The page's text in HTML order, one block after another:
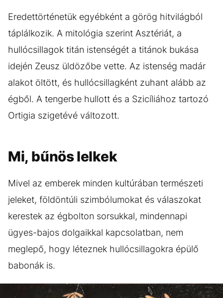
Eredettörténetük egyébként a görög hitvilágból
táplálkozik. A mitológia szerint Asztériát, a
hullócsillagok titán istenségét a titánok bukása
idején Zeusz üldözőbe vette. Az istenség madár
alakot öltött, és hullócsillagként zuhant alább az
égből. A tengerbe hullott és a Szicíliához tartozó
Ortigia szigetévé változott.
Mi, bűnös lelkek
Mivel az emberek minden kultúrában természeti
jeleket, földöntúli szimbólumokat és válaszokat
kerestek az égbolton sorsukkal, mindennapi
ügyes-bajos dolgaikkal kapcsolatban, nem
meglepő, hogy léteznek hullócsillagokra épülő
babonák is.